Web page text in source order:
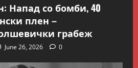
Напад со бомби, 40
плен –
грабеж
June 26, 2026 0
26, 2026 0
Македонија